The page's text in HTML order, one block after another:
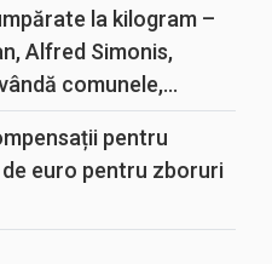
la kilogram –
Alfred Simonis,
comunele,...
pentru
euro pentru zboruri